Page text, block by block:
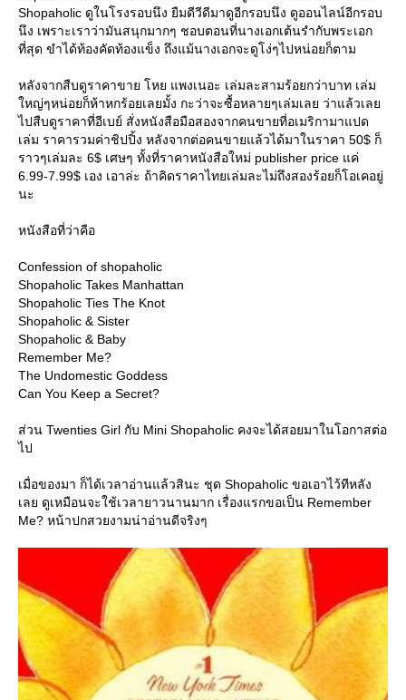
Shopaholic ดูในโรงรอบนึง ยืมดีวีดีมาดูอีกรอบนึง ดูออนไลน์อีกรอบ
นึง เพราะเราว่ามันสนุกมากๆ ชอบตอนที่นางเอกเต้นรำกับพระเอก
ที่สุด ขำได้ท้องคัดท้องแข็ง ถึงแม้นางเอกจะดูโง่ๆไปหน่อยก็ตาม
หลังจากสืบดูราคาขาย โหย แพงเนอะ เล่มละสามร้อยกว่าบาท เล่ม
หญ่ๆหน่อยก็ห้าหกร้อยเลยมั้ง กะว่าจะซื้อหลายๆเล่มเลย ว่าแล้วเล
ไปสืบดูราคาที่อีเบย์ สั่งหนังสือมือสองจากคนขายที่อเมริกามาแปด
เล่ม ราคารวมค่าชิปปิ้ง หลังจากต่อคนขายแล้วได้มาในราคา 50$ ก็
ราวๆเล่มละ 6$ เศษๆ ทั้งที่ราคาหนังสือใหม่ publisher price แค่
6.99-7.99$ เอง เอาล่ะ ถ้าคิดราคาไทยเล่มละไม่ถึงสองร้อยก็โอเคอยู่
นะ
หนังสือที่ว่าคือ
Confession of shopaholic
Shopaholic Takes Manhattan
Shopaholic Ties The Knot
Shopaholic & Sister
Shopaholic & Baby
Remember Me?
The Undomestic Goddess
Can You Keep a Secret?
ส่วน Twenties Girl กับ Mini Shopaholic คงจะได้สอยมาในโอกาสต่อ
ไป
เมื่อของมา ก็ได้เวลาอ่านแล้วสินะ ชุด Shopaholic ขอเอาไว้ทีหลัง
เลย ดูเหมือนจะใช้เวลายาวนานมาก เรื่องแรกขอเป็น Remember
Me? หน้าปกสวยงามน่าอ่านดีจริงๆ